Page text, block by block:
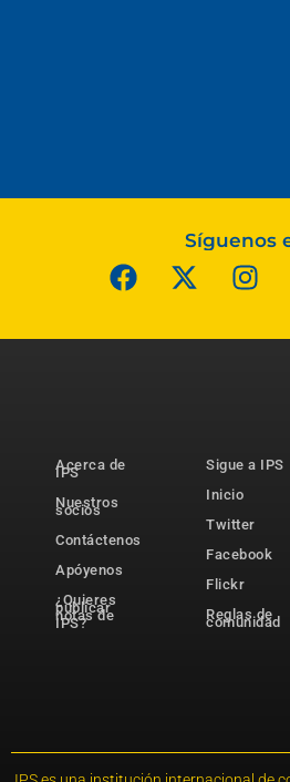
Síguenos
Acerca de
IPS
Nuestros
socios
Contáctenos
Apóyenos
¿Quieres
publicar
notas de
IPS?
Sigue a IPS
Inicio
Twitter
Facebook
Flickr
Reglas de
comunidad